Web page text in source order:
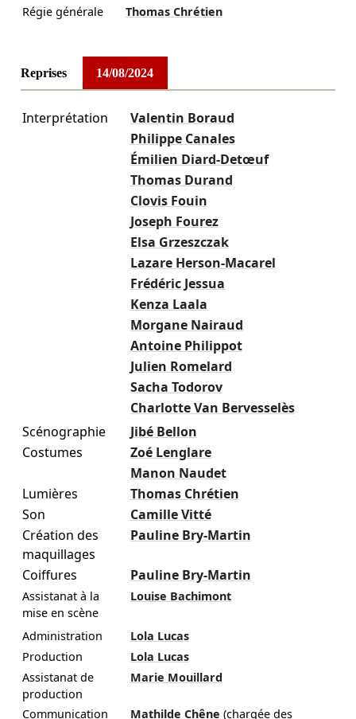
Régie générale Thomas Chrétien
Reprises 14/08/2024
Interprétation
Valentin Boraud
Philippe Canales
Émilien Diard-Detœuf
Thomas Durand
Clovis Fouin
Joseph Fourez
Elsa Grzeszczak
Lazare Herson-Macarel
Frédéric Jessua
Kenza Laala
Morgane Nairaud
Antoine Philippot
Julien Romelard
Sacha Todorov
Charlotte Van Bervesselès
Scénographie
Jibé Bellon
Costumes
Zoé Lenglare
Manon Naudet
Lumières
Thomas Chrétien
Son
Camille Vitté
Création des
maquillages
Pauline Bry-Martin
Coiffures Pauline Bry-Martin
Assistanat à la
mise en scène
Louise Bachimont
Administration
Lola Lucas
Production
Lola Lucas
Assistanat de
production
Marie Mouillard
Communication Mathilde Chêne (chargée des